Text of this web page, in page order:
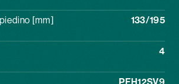
[mm] 133/195
4
PFH12SV9